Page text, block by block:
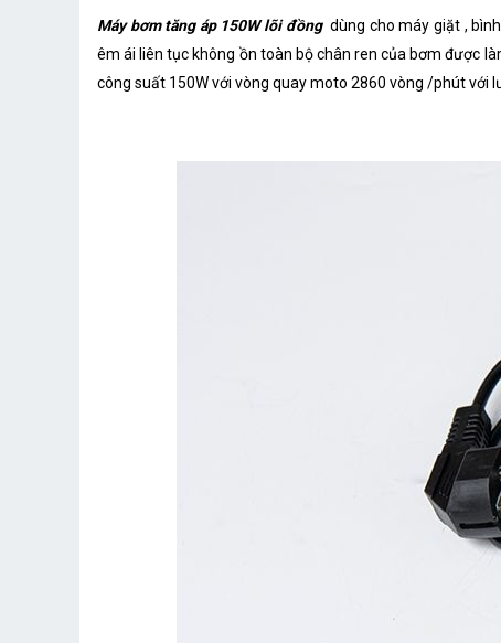
Máy bơm tăng áp 150W lõi đồng dùng cho máy giặt ,
êm ái liên tục không ồn toàn bộ chân ren của bơm được
công suất 150W với vòng quay moto 2860 vòng /phút với